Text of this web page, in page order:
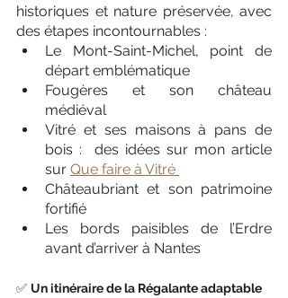
historiques et nature préservée, avec
des étapes incontournables :
Le Mont-Saint-Michel, point de
départ emblématique
Fougères et son château
médiéval
Vitré et ses maisons à pans de
bois :  des idées sur mon article
sur Que faire à Vitré
Châteaubriant et son patrimoine
fortifié
Les bords paisibles de l’Erdre
avant d’arriver à Nantes
✅ Un itinéraire de la Régalante adaptable